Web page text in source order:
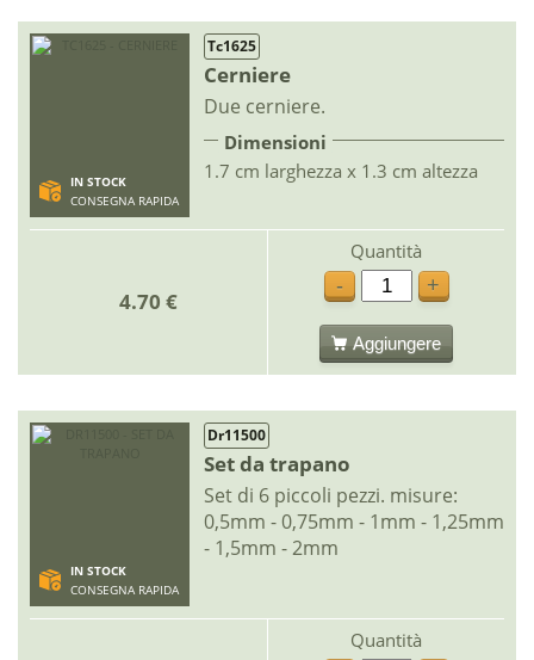
IN STOCK
CONSEGNA RAPIDA
Tc1625
Cerniere
Due cerniere.
Dimensioni
1.7 cm larghezza x 1.3 cm altezza
4.70 €
Quantità
-
+
Aggiungere
IN STOCK
CONSEGNA RAPIDA
Dr11500
Set da trapano
Set di 6 piccoli pezzi. misure:
0,5mm - 0,75mm - 1mm - 1,25mm
- 1,5mm - 2mm
Quantità